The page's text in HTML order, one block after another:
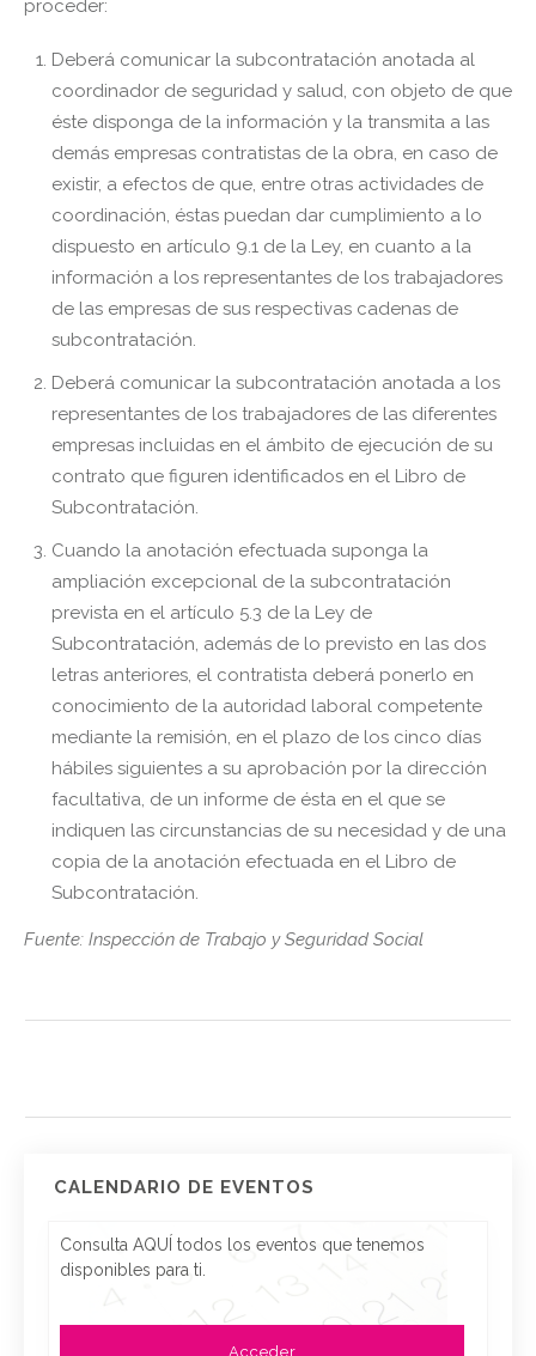
proceder:
Deberá comunicar la subcontratación anotada al
coordinador de seguridad y salud, con objeto de que
éste disponga de la información y la transmita a las
demás empresas contratistas de la obra, en caso de
existir, a efectos de que, entre otras actividades de
coordinación, éstas puedan dar cumplimiento a lo
dispuesto en artículo 9.1 de la Ley, en cuanto a la
información a los representantes de los trabajadores
de las empresas de sus respectivas cadenas de
subcontratación.
Deberá comunicar la subcontratación anotada a los
representantes de los trabajadores de las diferentes
empresas incluidas en el ámbito de ejecución de su
contrato que figuren identificados en el Libro de
Subcontratación.
Cuando la anotación efectuada suponga la
ampliación excepcional de la subcontratación
prevista en el artículo 5.3 de la Ley de
Subcontratación, además de lo previsto en las dos
letras anteriores, el contratista deberá ponerlo en
conocimiento de la autoridad laboral competente
mediante la remisión, en el plazo de los cinco días
hábiles siguientes a su aprobación por la dirección
facultativa, de un informe de ésta en el que se
indiquen las circunstancias de su necesidad y de una
copia de la anotación efectuada en el Libro de
Subcontratación.
Fuente: Inspección de Trabajo y Seguridad Social
CALENDARIO DE EVENTOS
Consulta AQUÍ todos los eventos que tenemos
disponibles para ti.
Acceder